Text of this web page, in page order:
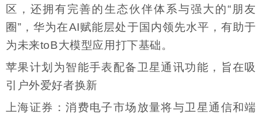
区，还拥有完善的生态伙伴体系与强大的“朋友
圈”，华为在AI赋能层处于国内领先水平，有助于
为未来toB大模型应用打下基础。
苹果计划为智能手表配备卫星通讯功能，旨在吸
引户外爱好者换新
上海证券：消费电子市场放量将与卫星通信和端